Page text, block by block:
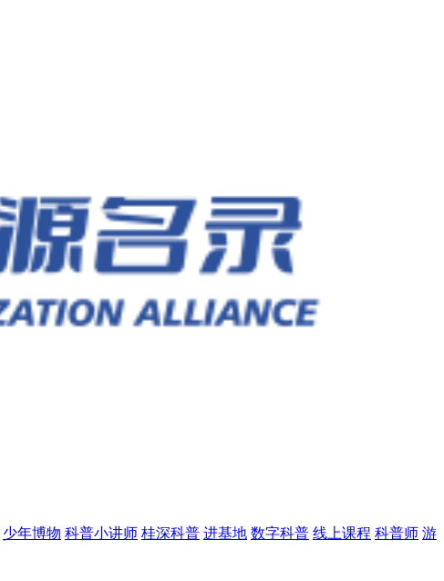
少年博物 科普小讲师 桂深科普 进基地 数字科普 线上课程 科普师 游